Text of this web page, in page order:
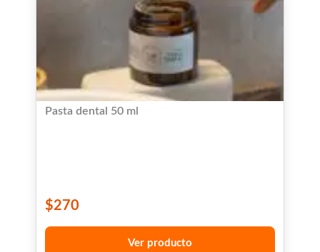
Pasta dental 50 ml
$270
Ver producto